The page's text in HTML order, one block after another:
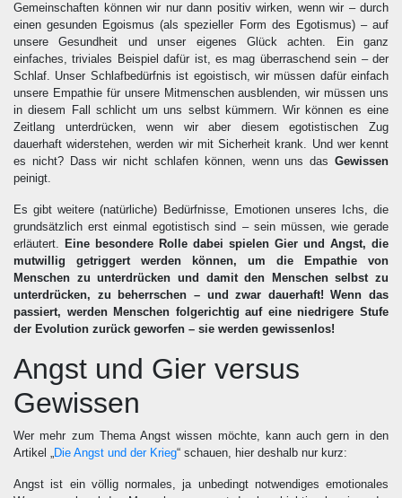
Gemeinschaften können wir nur dann positiv wirken, wenn wir – durch
einen gesunden Egoismus (als spezieller Form des Egotismus) – auf
unsere Gesundheit und unser eigenes Glück achten. Ein ganz
einfaches, triviales Beispiel dafür ist, es mag überraschend sein – der
Schlaf. Unser Schlafbedürfnis ist egoistisch, wir müssen dafür einfach
unsere Empathie für unsere Mitmenschen ausblenden, wir müssen uns
in diesem Fall schlicht um uns selbst kümmern. Wir können es eine
Zeitlang unterdrücken, wenn wir aber diesem egotistischen Zug
dauerhaft widerstehen, werden wir mit Sicherheit krank. Und wer kennt
es nicht? Dass wir nicht schlafen können, wenn uns das Gewissen
peinigt.
Es gibt weitere (natürliche) Bedürfnisse, Emotionen unseres Ichs, die
grundsätzlich erst einmal egotistisch sind – sein müssen, wie gerade
erläutert. Eine besondere Rolle dabei spielen Gier und Angst, die
mutwillig getriggert werden können, um die Empathie von
Menschen zu unterdrücken und damit den Menschen selbst zu
unterdrücken, zu beherrschen – und zwar dauerhaft! Wenn das
passiert, werden Menschen folgerichtig auf eine niedrigere Stufe
der Evolution zurück geworfen – sie werden gewissenlos!
Angst und Gier versus
Gewissen
Wer mehr zum Thema Angst wissen möchte, kann auch gern in den
Artikel „Die Angst und der Krieg“ schauen, hier deshalb nur kurz:
Angst ist ein völlig normales, ja unbedingt notwendiges emotionales